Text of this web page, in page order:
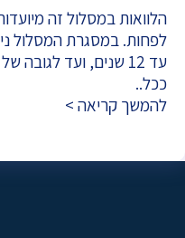
לפחות. במסגרת המסלול
ככל..
להמשך קריאה >